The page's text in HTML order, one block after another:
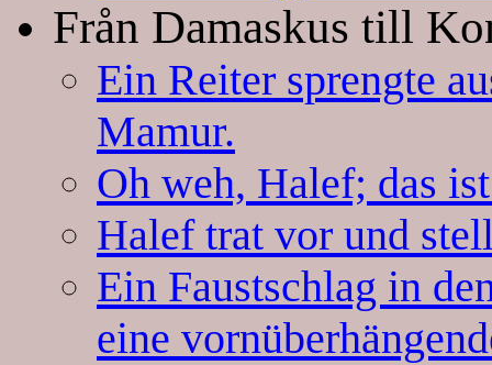
Från Damaskus till
Ein Reiter sprengte
Mamur.
Oh weh, Halef; das
Halef trat vor und
Ein Faustschlag in
eine